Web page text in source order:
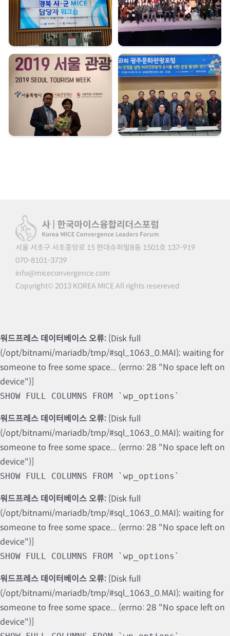
워크숍 | 2019. 12. 16
2019. 12. 05
서울관광대상 수상 |
2019. 12. 04
광주문화관광포럼 |
2019. 11. 18
서울 서초구 서초중앙로 15 현대슈퍼빌B동 1501호 137-919
070-8101-3739
info@miceconvergence.com
Copyright© 2013 KOREA MICE All rights resereved
워드프레스 데이터베이스 오류: [Disk full
(/opt/bitnami/mariadb/tmp/#sql_1063_0.MAI); waiting for
someone to free some space... (errno: 28 "No space left on
device")]
SHOW FULL COLUMNS FROM `wp_options`
워드프레스 데이터베이스 오류: [Disk full
(/opt/bitnami/mariadb/tmp/#sql_1063_0.MAI); waiting for
someone to free some space... (errno: 28 "No space left on
device")]
SHOW FULL COLUMNS FROM `wp_options`
워드프레스 데이터베이스 오류: [Disk full
(/opt/bitnami/mariadb/tmp/#sql_1063_0.MAI); waiting for
someone to free some space... (errno: 28 "No space left on
device")]
SHOW FULL COLUMNS FROM `wp_options`
워드프레스 데이터베이스 오류: [Disk full
(/opt/bitnami/mariadb/tmp/#sql_1063_0.MAI); waiting for
someone to free some space... (errno: 28 "No space left on
device")]